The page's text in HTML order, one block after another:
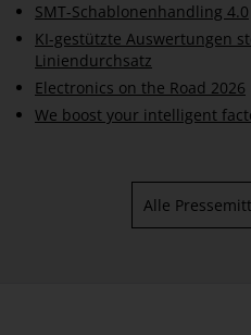
SMT-Schablonenhandling 4.0
KI-gestützte Auswertungen
Liniendurchsatz
Electronics on the Road 2026
We boost your intelligent
Alle